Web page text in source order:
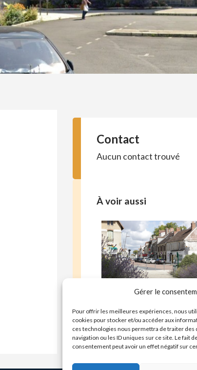
Gérer le
Pour offrir les meilleures expériences, nous
cookies pour stocker et/ou accéder aux
ces technologies nous permettra de traiter
navigation ou les ID uniques sur ce site. Le fait
consentement peut avoir un effet négatif sur
Contact
Aucun contact trouvé
À voir aussi
Commerces – enseignes